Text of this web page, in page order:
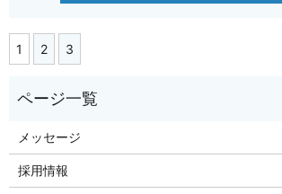
1 2 3
メッセージ
採用情報